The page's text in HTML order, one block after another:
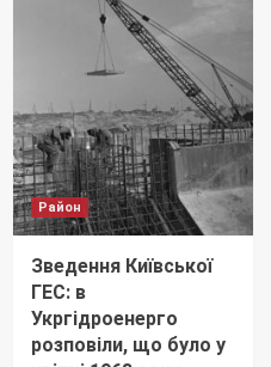
Район
Зведення Київської
ГЕС: в
Укргідроенерго
розповіли, що було у